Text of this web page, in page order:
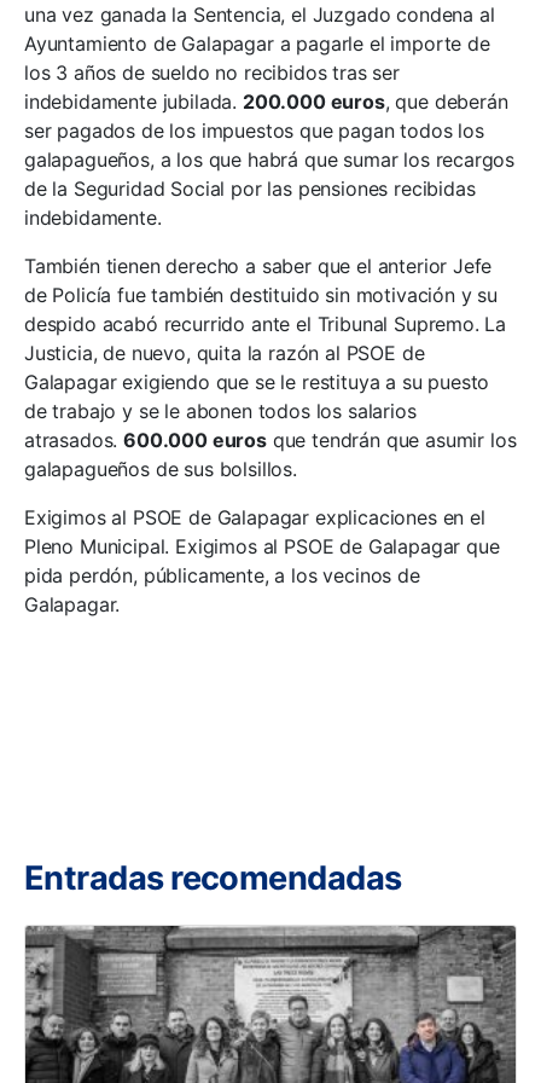
una vez ganada la Sentencia, el Juzgado condena al
Ayuntamiento de Galapagar a pagarle el importe de
los 3 años de sueldo no recibidos tras ser
indebidamente jubilada. 200.000 euros, que deberán
ser pagados de los impuestos que pagan todos los
galapagueños, a los que habrá que sumar los recargos
de la Seguridad Social por las pensiones recibidas
indebidamente.
También tienen derecho a saber que el anterior Jefe
de Policía fue también destituido sin motivación y su
despido acabó recurrido ante el Tribunal Supremo. La
Justicia, de nuevo, quita la razón al PSOE de
Galapagar exigiendo que se le restituya a su puesto
de trabajo y se le abonen todos los salarios
atrasados.600.000 eurosque tendrán que asumir los
galapagueños de sus bolsillos.
Exigimos al PSOE de Galapagar explicaciones en el
Pleno Municipal. Exigimos al PSOE de Galapagar que
pida perdón, públicamente, a los vecinos de
Galapagar.
Entradas recomendadas